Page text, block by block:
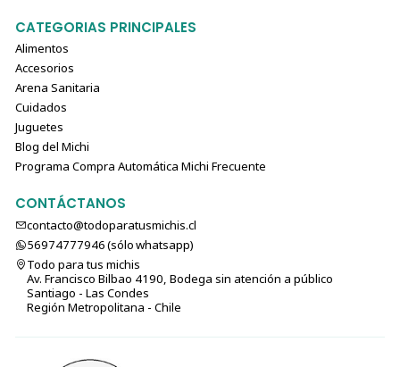
CATEGORIAS PRINCIPALES
Alimentos
Accesorios
Arena Sanitaria
Cuidados
Juguetes
Blog del Michi
Programa Compra Automática Michi Frecuente
CONTÁCTANOS
contacto@todoparatusmichis.cl
56974777946 (sólo⁣⁣⁣⁣⁣​​​​​​​​​​​​​​​ whatsapp)
Todo para tus michis
Av. Francisco Bilbao 4190, Bodega sin atención a público
Santiago - Las Condes
Región Metropolitana - Chile